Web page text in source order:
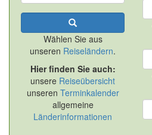
Wählen Sie aus
unseren Reiseländern.
Hier finden Sie auch:
unsere Reiseübersicht
unseren Terminkalender
allgemeine
Länderinformationen